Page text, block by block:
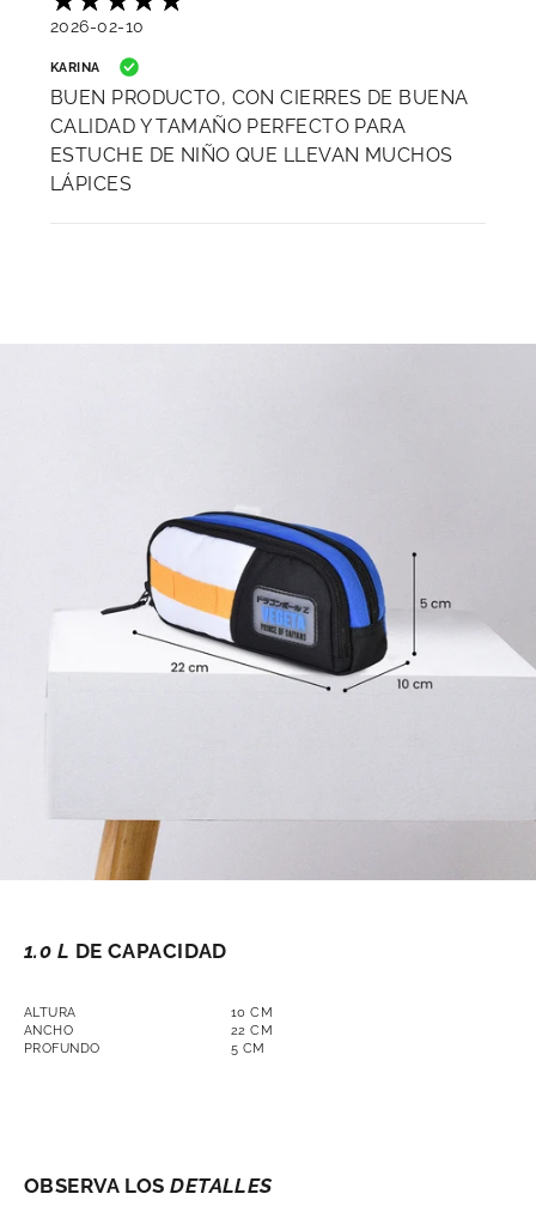
2026-02-10
KARINA
BUEN PRODUCTO, CON CIERRES DE BUENA
CALIDAD Y TAMAÑO PERFECTO PARA
ESTUCHE DE NIÑO QUE LLEVAN MUCHOS
LÁPICES
1.0 L DE CAPACIDAD
ALTURA 10CM
ANCHO
22CM
PROFUNDO
5 CM
OBSERVA LOSDETALLES